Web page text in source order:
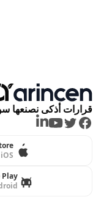
قرارات أذكى نصنعها
Facebook
Twitter
Youtube
LinkedIn
iOS
Play